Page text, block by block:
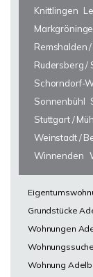
Knittlingen
Remshalden
Rudersberg /
Schorndorf-
Sonnenbühl
Stuttgart /
Weinstadt /
Winnenden
Grundstücke
Wohnungen
Wohnung